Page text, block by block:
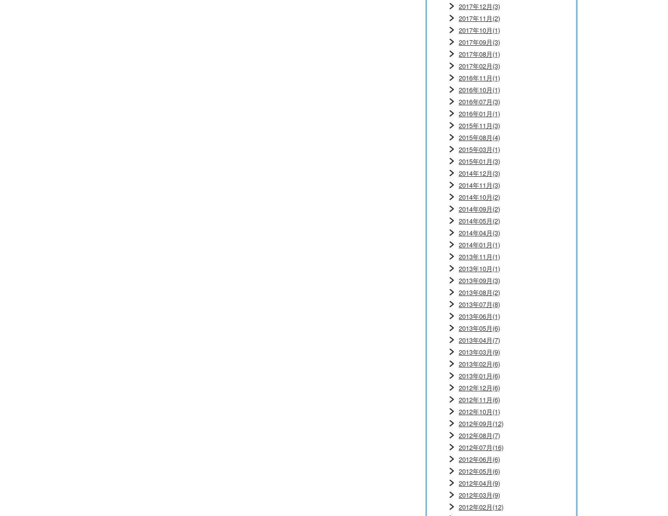
2017年12月(3)
2017年11月(2)
2017年10月(1)
2017年09月(3)
2017年08月(1)
2017年02月(3)
2016年11月(1)
2016年10月(1)
2016年07月(3)
2016年01月(1)
2015年11月(3)
2015年08月(4)
2015年03月(1)
2015年01月(3)
2014年12月(3)
2014年11月(3)
2014年10月(2)
2014年09月(2)
2014年05月(2)
2014年04月(3)
2014年01月(1)
2013年11月(1)
2013年10月(1)
2013年09月(3)
2013年08月(2)
2013年07月(8)
2013年06月(1)
2013年05月(6)
2013年04月(7)
2013年03月(9)
2013年02月(6)
2013年01月(6)
2012年12月(6)
2012年11月(6)
2012年10月(1)
2012年09月(12)
2012年08月(7)
2012年07月(16)
2012年06月(6)
2012年05月(6)
2012年04月(9)
2012年03月(9)
2012年02月(12)